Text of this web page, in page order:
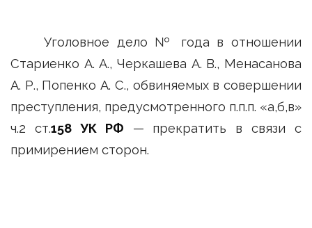
Уголовное дело № года в отношении
Стариенко А. А., Черкашева А. В., Менасанова
А. Р., Попенко А. С., обвиняемых в совершении
преступления, предусмотренного п.п.п. «а,б,в»
ч.2 ст.158 УК РФ — прекратить в связи с
примирением сторон.